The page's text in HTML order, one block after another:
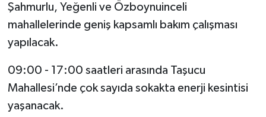
Şahmurlu, Yeğenli ve Özboynuinceli
mahallelerinde geniş kapsamlı bakım çalışması
yapılacak.
09:00 - 17:00 saatleri arasında Taşucu
Mahallesi’nde çok sayıda sokakta enerji kesintisi
yaşanacak.